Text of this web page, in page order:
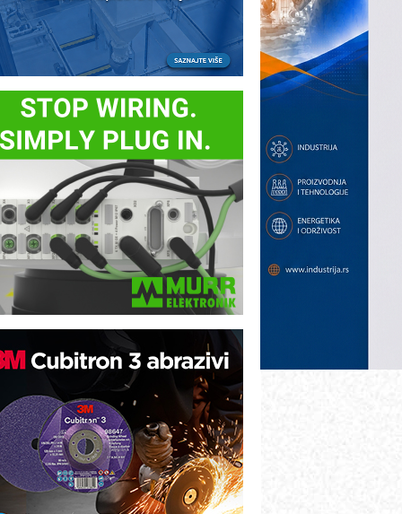
Potpuna efikasnost bez složenih
sistema
oznaka kao dugoročna korist
na prvom mestu!
IB BLUMENAUER - više od 40 godina
poverenja u industriji